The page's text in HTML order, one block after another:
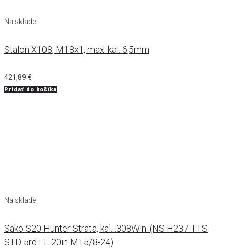
Na sklade
Stalon X108, M18x1, max. kal. 6,5mm
421,89 €
Pridať do košíka
Na sklade
Sako S20 Hunter Strata, kal. .308Win. (NS H237 TTS
STD 5rd FL 20in MT5/8-24)